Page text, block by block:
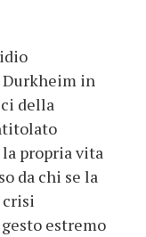
in
della
la propria vita
da chi se la
crisi
estremo